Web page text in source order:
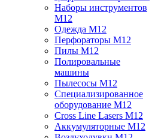
Наборы инструментов
M12
Одежда M12
Перфораторы M12
Пилы M12
Полировальные
машины
Пылесосы M12
Специализированное
оборудование M12
Cross Line Lasers M12
Аккумуляторные M12